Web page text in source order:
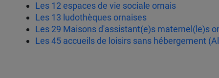
Les 12 espaces de vie sociale ornais
Les 13 ludothèques ornaises
Les 29 Maisons d'assistant(e)s maternel(le)s
Les 45 accueils de loisirs sans hébergement